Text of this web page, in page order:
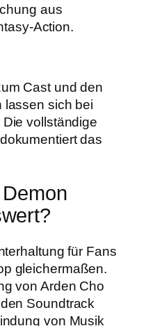
aus
Action.
Cast und den
lassen sich bei
vollständige
das
für Fans
gleichermaßen.
von Arden Cho
Soundtrack
von Musik